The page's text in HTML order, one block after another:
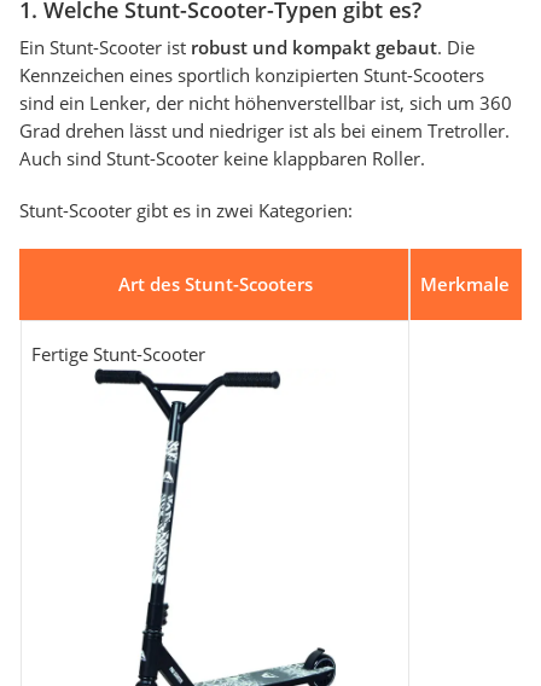
1. Welche Stunt-Scooter-Typen gibt es?
Ein Stunt-Scooter ist robust und kompakt gebaut. Die
Kennzeichen eines sportlich konzipierten Stunt-Scooters
sind ein Lenker, der nicht höhenverstellbar ist, sich um 360
Grad drehen lässt und niedriger ist als bei einem Tretroller.
Auch sind Stunt-Scooter keine klappbaren Roller.
Stunt-Scooter gibt es in zwei Kategorien:
Art des Stunt-Scooters Merkmale
Fertige Stunt-Scooter